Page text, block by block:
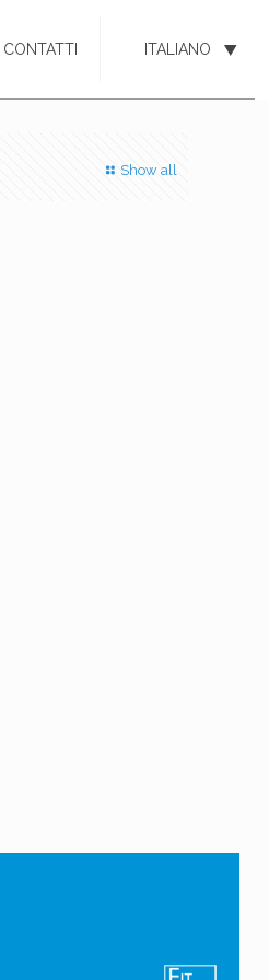
CONTATTI ITALIANO
Show all